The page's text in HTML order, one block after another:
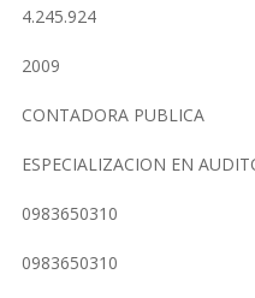
4.245.924
2009
CONTADORA PUBLICA
ESPECIALIZACION EN
0983650310
0983650310